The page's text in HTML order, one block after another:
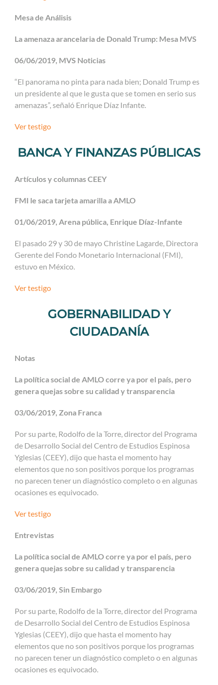
Mesa de Análisis
La amenaza arancelaria de Donald Trump: Mesa MVS
06/06/2019, MVS Noticias
“El panorama no pinta para nada bien; Donald Trump es
un presidente al que le gusta que se tomen en serio sus
amenazas”, señaló Enrique Díaz Infante.
Ver testigo
BANCA Y FINANZAS PÚBLICAS
Artículos y columnas CEEY
FMI le saca tarjeta amarilla a AMLO
01/06/2019, Arena pública, Enrique Díaz-Infante
El pasado 29 y 30 de mayo Christine Lagarde, Directora
Gerente del Fondo Monetario Internacional (FMI),
estuvo en México.
Ver testigo
GOBERNABILIDAD Y
CIUDADANÍA
Notas
La política social de AMLO corre ya por el país, pero
genera quejas sobre su calidad y transparencia
03/06/2019, Zona Franca
Por su parte, Rodolfo de la Torre, director del Programa
de Desarrollo Social del Centro de Estudios Espinosa
Yglesias (CEEY), dijo que hasta el momento hay
elementos que no son positivos porque los programas
no parecen tener un diagnóstico completo o en algunas
ocasiones es equivocado.
Ver testigo
Entrevistas
La política social de AMLO corre ya por el país, pero
genera quejas sobre su calidad y transparencia
03/06/2019, Sin Embargo
Por su parte, Rodolfo de la Torre, director del Programa
de Desarrollo Social del Centro de Estudios Espinosa
Yglesias (CEEY), dijo que hasta el momento hay
elementos que no son positivos porque los programas
no parecen tener un diagnóstico completo o en algunas
ocasiones es equivocado.